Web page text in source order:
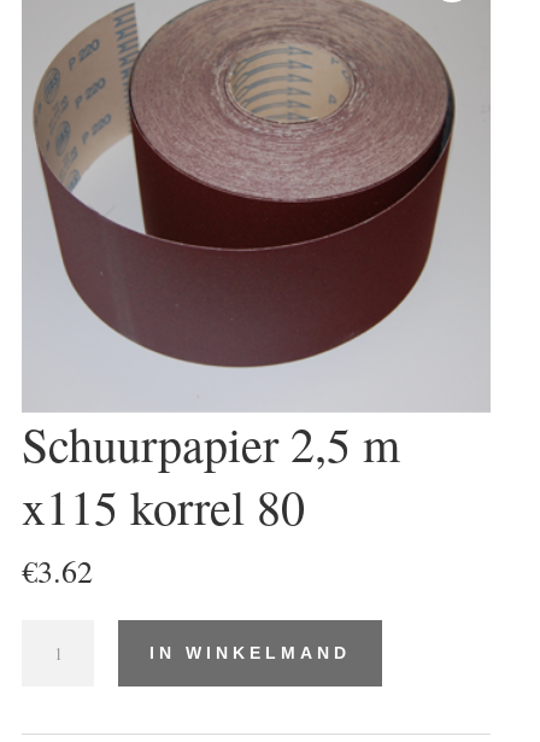
Schuurpapier 2,5 m
x115 korrel 80
€3.62
IN WINKELMAND